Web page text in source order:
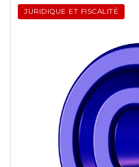
JURIDIQUE ET FISCALITÉ